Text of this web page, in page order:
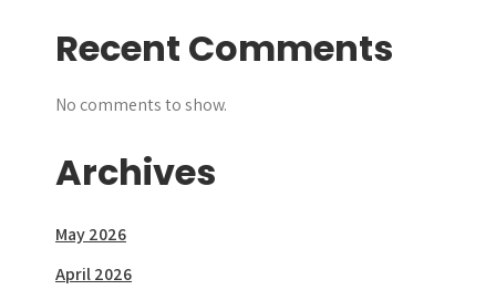
Recent Comments
No comments to show.
Archives
May 2026
April 2026